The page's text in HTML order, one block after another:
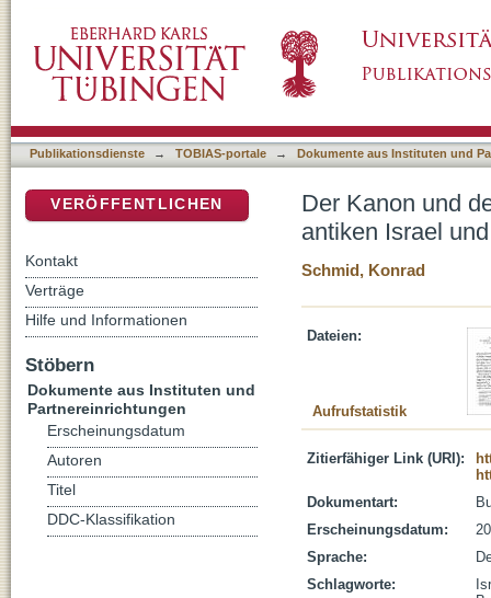
Sublimierung des Tempelkultes
Publikationsdienste → TOBIAS-portale → Dokumente aus Instituten und
Der Kanon und
antiken Israel
Schmid, Konrad
Dateien:
Aufrufstatistik
Zitierfähiger Link (URI):
Dokumentart:
Erscheinungsdatum:
Sprache:
Schlagworte:
VERÖFFENTLICHEN
Kontakt
Verträge
Hilfe und Informationen
Stöbern
Dokumente aus Instituten und
Partnereinrichtungen
Erscheinungsdatum
Autoren
Titel
DDC-Klassifikation